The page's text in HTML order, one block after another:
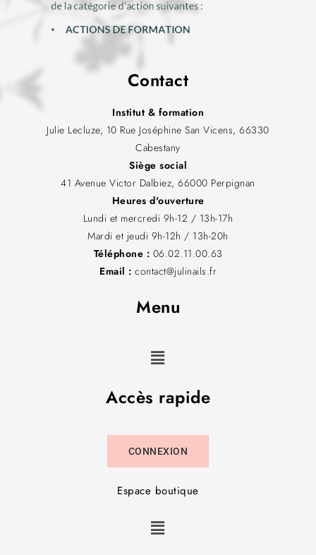
Contact
Institut & formation
Julie Lecluze, 10 Rue Joséphine San Vicens, 66330
Cabestany
Siège social
41 Avenue Victor Dalbiez, 66000 Perpignan
Heures d'ouverture
Lundi et mercredi 9h-12 / 13h-17h
Mardi et jeudi 9h-12h / 13h-20h
Téléphone : 06.02.11.00.63
Email : contact@julinails.fr
Menu
Accès rapide
CONNEXION
Espace boutique